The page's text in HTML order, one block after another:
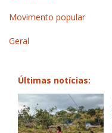
Movimento popular
Geral
Últimas notícias: